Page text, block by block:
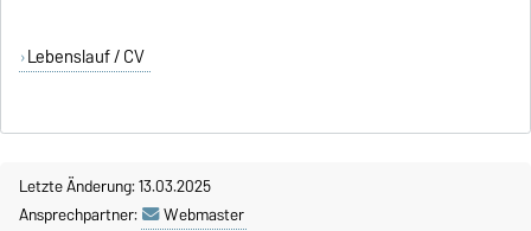
Lebenslauf / CV
Letzte Änderung: 13.03.2025
Ansprechpartner:
Webmaster